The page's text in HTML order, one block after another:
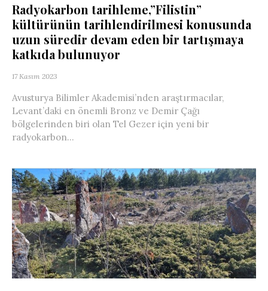
Radyokarbon tarihleme,”Filistin”
kültürünün tarihlendirilmesi konusunda
uzun süredir devam eden bir tartışmaya
katkıda bulunuyor
17 Kasım 2023
Avusturya Bilimler Akademisi’nden araştırmacılar,
Levant’daki en önemli Bronz ve Demir Çağı
bölgelerinden biri olan Tel Gezer için yeni bir
radyokarbon...